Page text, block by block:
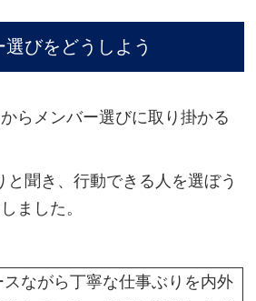
びをどうしよう
らメンバー選びに取り掛かる
と聞き、行動できる人を選ぼう
ました。
スながら丁寧な仕事ぶりを内外